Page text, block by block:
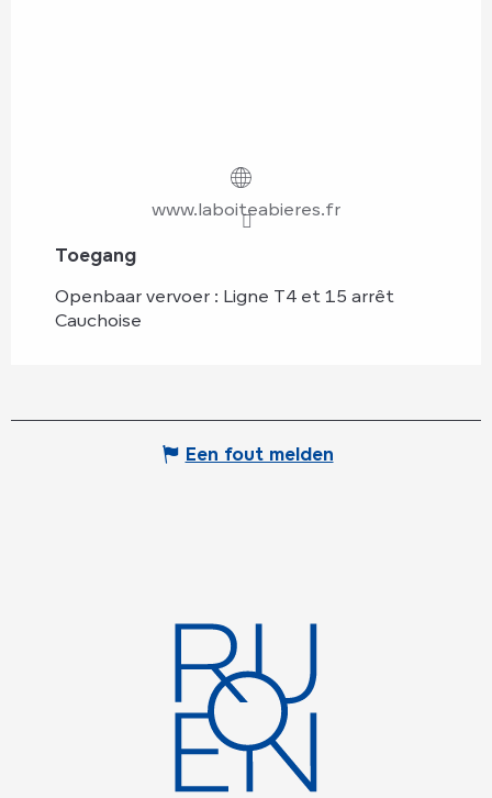
www.laboiteabieres.fr
Toegang
Toegang
Openbaar vervoer : Ligne T4 et 15 arrêt
Cauchoise
Een fout melden